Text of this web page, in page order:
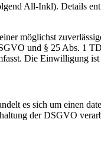
All-Inkl). Details
möglichst
und § 25 Abs. 1
Die Einwilligung ist
es sich um einen
der DSGVO